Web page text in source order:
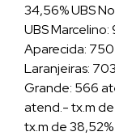
34,56% UBS
UBS
Aparecida: 750
Laranjeiras:
Grande: 566
atend.- tx.m de
tx.m de